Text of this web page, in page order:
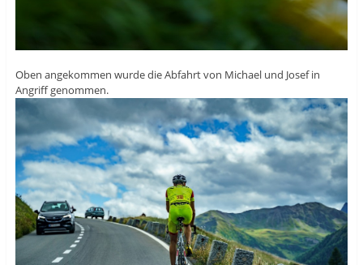
Oben angekommen wurde die Abfahrt von Michael und Josef in
Angriff genommen.